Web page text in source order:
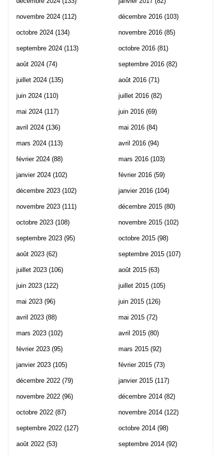
novembre 2024 (112)
octobre 2024 (134)
septembre 2024 (113)
août 2024 (74)
juillet 2024 (135)
juin 2024 (110)
mai 2024 (117)
avril 2024 (136)
mars 2024 (113)
février 2024 (88)
janvier 2024 (102)
décembre 2023 (102)
novembre 2023 (111)
octobre 2023 (108)
septembre 2023 (95)
août 2023 (62)
juillet 2023 (106)
juin 2023 (122)
mai 2023 (96)
avril 2023 (88)
mars 2023 (102)
février 2023 (95)
janvier 2023 (105)
décembre 2022 (79)
novembre 2022 (96)
octobre 2022 (87)
septembre 2022 (127)
août 2022 (53)
décembre 2016 (103)
novembre 2016 (85)
octobre 2016 (81)
septembre 2016 (82)
août 2016 (71)
juillet 2016 (82)
juin 2016 (69)
mai 2016 (84)
avril 2016 (94)
mars 2016 (103)
février 2016 (59)
janvier 2016 (104)
décembre 2015 (80)
novembre 2015 (102)
octobre 2015 (98)
septembre 2015 (107)
août 2015 (63)
juillet 2015 (105)
juin 2015 (126)
mai 2015 (72)
avril 2015 (80)
mars 2015 (92)
février 2015 (73)
janvier 2015 (117)
décembre 2014 (82)
novembre 2014 (122)
octobre 2014 (98)
septembre 2014 (92)